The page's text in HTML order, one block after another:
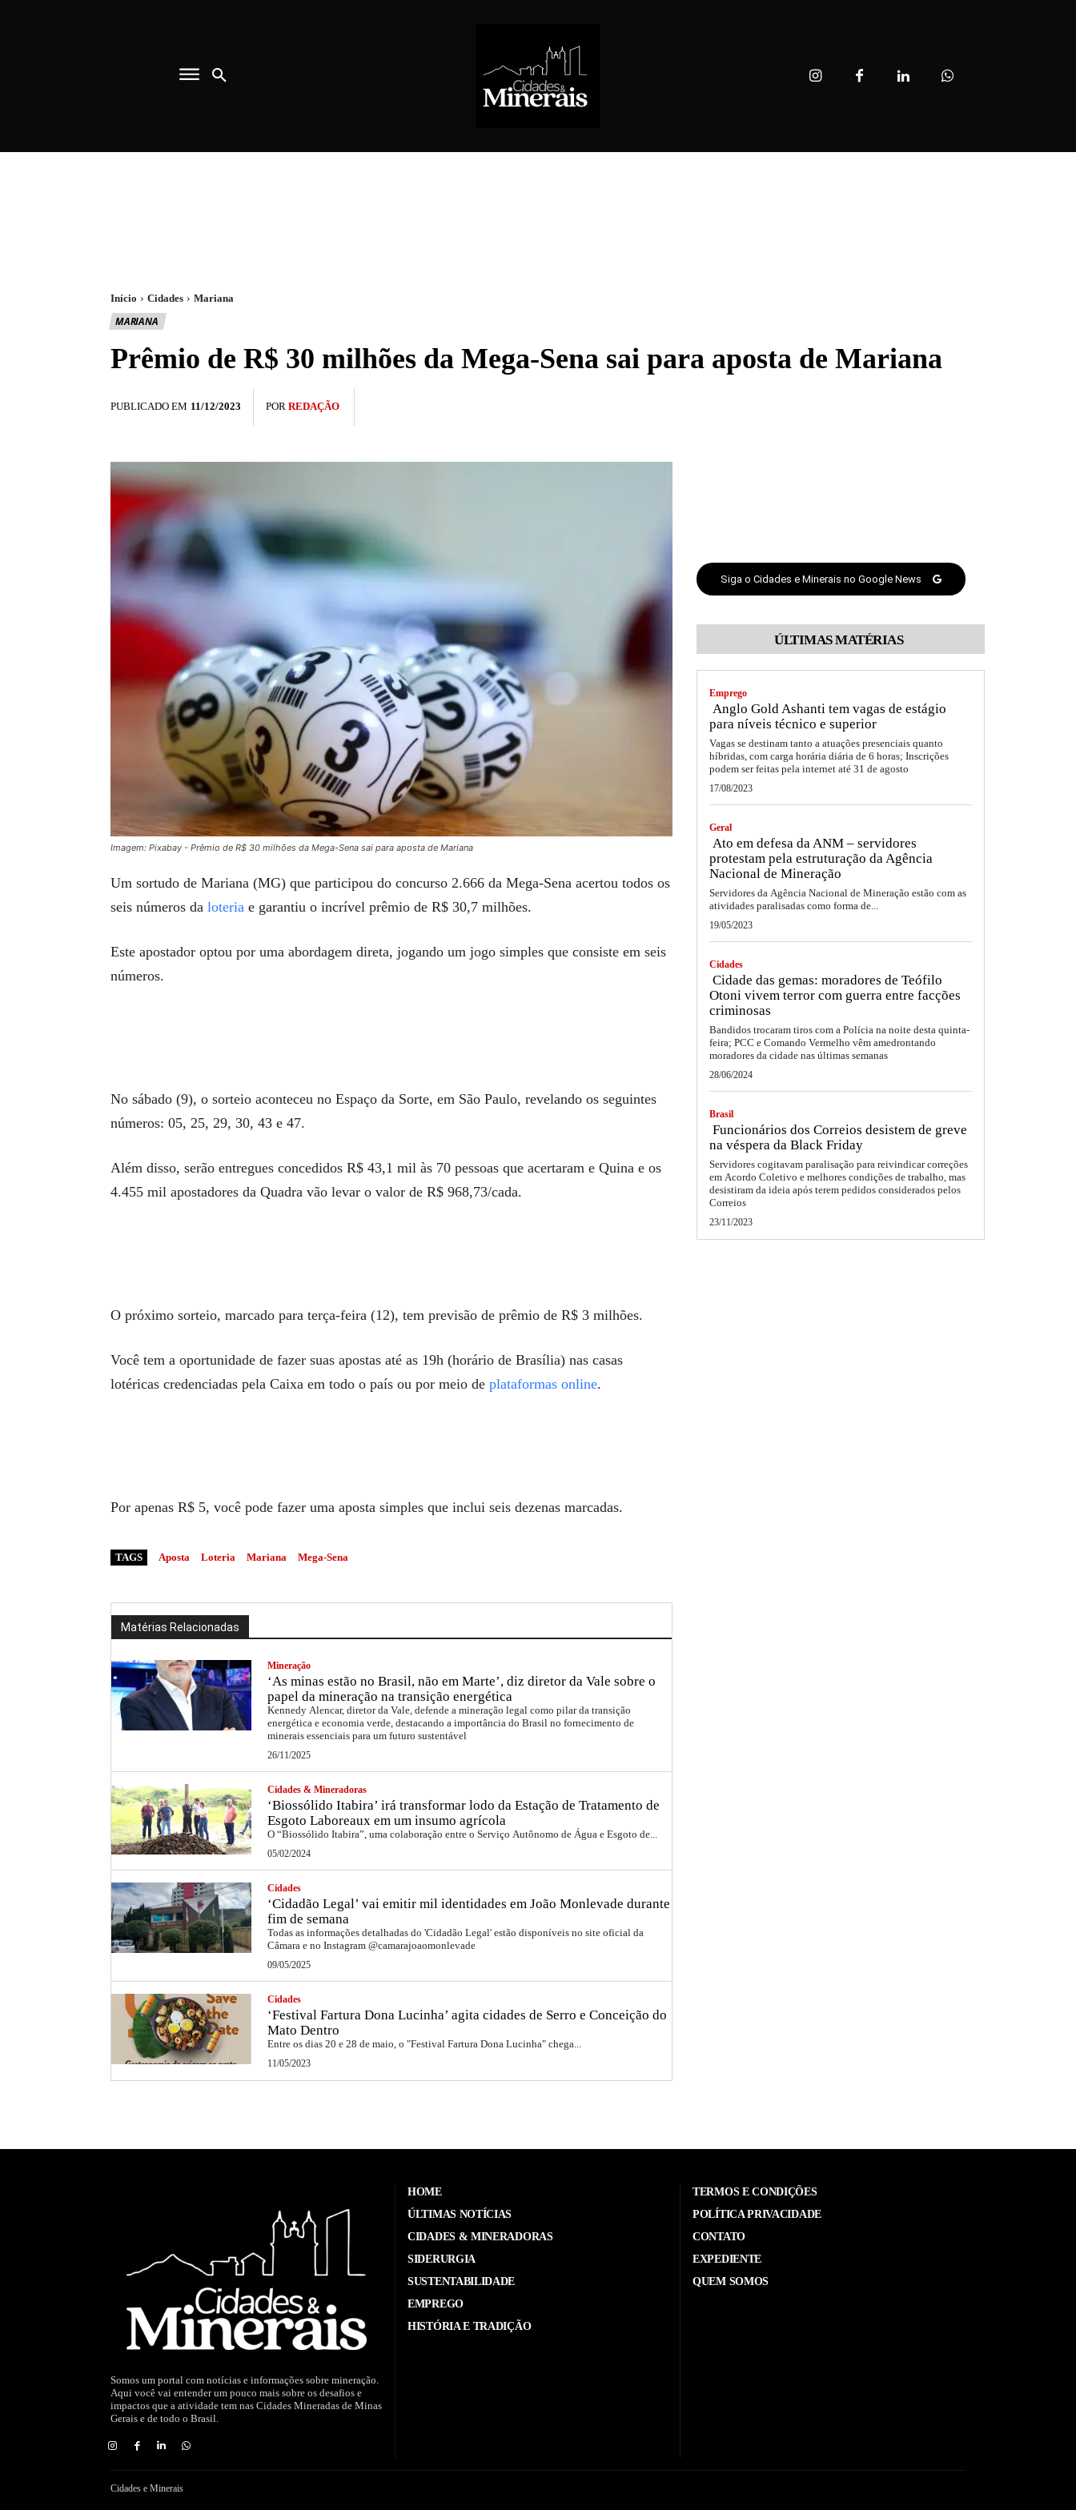
Início Cidades Mariana
MARIANA
Prêmio de R$ 30 milhões da Mega-Sena sai para aposta de Mariana
PUBLICADO EM 11/12/2023 POR REDAÇÃO
Imagem: Pixabay - Prêmio de R$ 30 milhões da Mega-Sena sai para aposta de Mariana
Um sortudo de Mariana (MG) que participou do concurso 2.666 da Mega-Sena acertou todos os
seis números da loteria e garantiu o incrível prêmio de R$ 30,7 milhões.
Este apostador optou por uma abordagem direta, jogando um jogo simples que consiste em seis
números.
No sábado (9), o sorteio aconteceu no Espaço da Sorte, em São Paulo, revelando os seguintes
números: 05, 25, 29, 30, 43 e 47.
Além disso, serão entregues concedidos R$ 43,1 mil às 70 pessoas que acertaram e Quina e os
4.455 mil apostadores da Quadra vão levar o valor de R$ 968,73/cada.
O próximo sorteio, marcado para terça-feira (12), tem previsão de prêmio de R$ 3 milhões.
Você tem a oportunidade de fazer suas apostas até as 19h (horário de Brasília) nas casas
lotéricas credenciadas pela Caixa em todo o país ou por meio de plataformas online.
Por apenas R$ 5, você pode fazer uma aposta simples que inclui seis dezenas marcadas.
TAGS Aposta Loteria Mariana Mega-Sena
Matérias Relacionadas
Mineração
‘As minas estão no Brasil, não em Marte’, diz diretor da Vale sobre o
papel da mineração na transição energética
Kennedy Alencar, diretor da Vale, defende a mineração legal como pilar da transição
energética e economia verde, destacando a importância do Brasil no fornecimento de
minerais essenciais para um futuro sustentável
26/11/2025
Cidades & Mineradoras
‘Biossólido Itabira’ irá transformar lodo da Estação de Tratamento de
Esgoto Laboreaux em um insumo agrícola
O “Biossólido Itabira”, uma colaboração entre o Serviço Autônomo de Água e Esgoto de...
05/02/2024
Cidades
‘Cidadão Legal’ vai emitir mil identidades em João Monlevade durante
fim de semana
Todas as informações detalhadas do 'Cidadão Legal' estão disponíveis no site oficial da
Câmara e no Instagram @camarajoaomonlevade
09/05/2025
Cidades
‘Festival Fartura Dona Lucinha’ agita cidades de Serro e Conceição do
Mato Dentro
Entre os dias 20 e 28 de maio, o "Festival Fartura Dona Lucinha" chega...
11/05/2023
Siga o Cidades e Minerais no Google News
ÚLTIMAS MATÉRIAS
Emprego
Anglo Gold Ashanti tem vagas de estágio
para níveis técnico e superior
Vagas se destinam tanto a atuações presenciais quanto
híbridas, com carga horária diária de 6 horas; Inscrições
podem ser feitas pela internet até 31 de agosto
17/08/2023
Geral
Ato em defesa da ANM – servidores
protestam pela estruturação da Agência
Nacional de Mineração
Servidores da Agência Nacional de Mineração estão com as
atividades paralisadas como forma de...
19/05/2023
Cidades
Cidade das gemas: moradores de Teófilo
Otoni vivem terror com guerra entre facções
criminosas
Bandidos trocaram tiros com a Polícia na noite desta quinta-
feira; PCC e Comando Vermelho vêm amedrontando
moradores da cidade nas últimas semanas
28/06/2024
Brasil
Funcionários dos Correios desistem de greve
na véspera da Black Friday
Servidores cogitavam paralisação para reivindicar correções
em Acordo Coletivo e melhores condições de trabalho, mas
desistiram da ideia após terem pedidos considerados pelos
Correios
23/11/2023
Somos um portal com notícias e informações sobre mineração.
Aqui você vai entender um pouco mais sobre os desafios e
impactos que a atividade tem nas Cidades Mineradas de Minas
Gerais e de todo o Brasil.
HOME
ÚLTIMAS NOTÍCIAS
CIDADES & MINERADORAS
SIDERURGIA
SUSTENTABILIDADE
EMPREGO
HISTÓRIA E TRADIÇÃO
TERMOS E CONDIÇÕES
POLÍTICA PRIVACIDADE
CONTATO
EXPEDIENTE
QUEM SOMOS
Cidades e Minerais